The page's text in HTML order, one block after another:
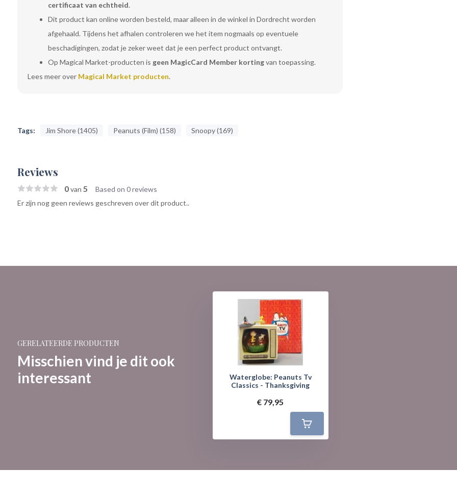
certificaat van echtheid.
Dit product kan online worden besteld, maar alleen in de winkel in Dordrecht worden
afgehaald. Tijdens het afhalen controleren we het item nogmaals op eventuele
beschadigingen, zodat je zeker weet dat je een perfect product ontvangt.
Op Magical Market-producten is geen MagicCard Member kortingvan toepassing.
Lees meer over Magical Market producten.
Tags: Jim Shore (1405) Peanuts (Film) (158) Snoopy (169)
Reviews
0van 5 Based on 0 reviews
Er zijn nog geen reviews geschreven over dit product..
GERELATEERDE PRODUCTEN
Misschien vind je dit ook
interessant
Waterglobe: Peanuts Tv
Classics - Thanksgiving
€ 79,95